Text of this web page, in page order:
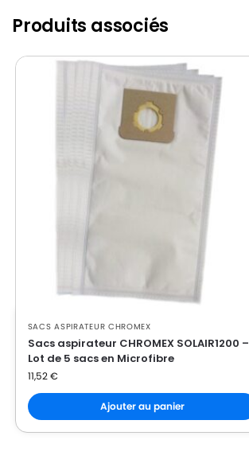
Produits associés
SACS ASPIRATEUR CHROMEX
Sacs aspirateur CHROMEX SOLAIR1200 –
Lot de 5 sacs en Microfibre
11,52€
Ajouter au panier